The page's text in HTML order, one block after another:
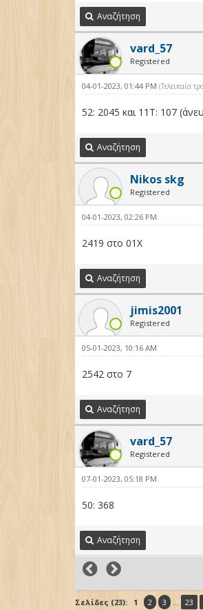
Αναζήτηση
vard_57
Registered
04-01-2023, 01:44 PM(Τελευταία
52: 2045 και 11Τ: 107
Αναζήτηση
Nikos skg
Registered
04-01-2023, 02:26 PM
2419 στο 01Χ
Αναζήτηση
jimis2001
Registered
05-01-2023, 10:16 AM
2542 στο 7
Αναζήτηση
vard_57
Registered
07-01-2023, 05:18 PM
50: 368
Αναζήτηση
Σελίδες (23): 1 2 3 ... 23